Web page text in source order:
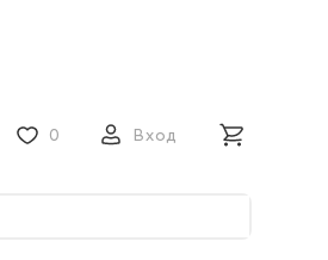
0 Вход